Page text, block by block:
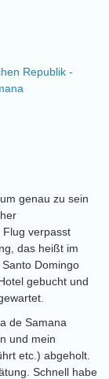
Republik -
genau zu sein
verpasst
das heißt im
Domingo
gebucht und
de Samana
und mein
etc.) abgeholt.
Schnell habe